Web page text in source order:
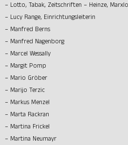
– Lotto, Tabak, Zeitschriften – Heinze,
– Lucy Range, Einrichtungsleiterin
– Manfred Berns
– Manfred Nagenborg
– Marcel Wessally
– Margit Pomp
– Mario Gröber
– Marijo Terzic
– Markus Menzel
– Marta Rackran
– Martina Frickel
– Martina Neumayr